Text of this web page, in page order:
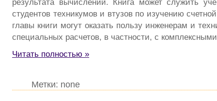
студентов техникумов и втузов по изу­чению
главы книги могут оказать пользу инженерам и
специальных расчетов, в частности, с
Читать полностью »
Метки: none